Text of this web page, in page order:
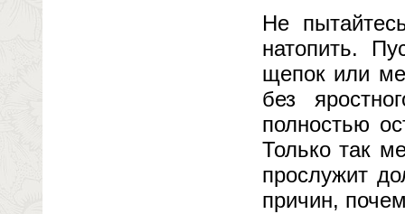
Не
натопить.
щепок или
без
полностью
Только так
прослужит
причин,